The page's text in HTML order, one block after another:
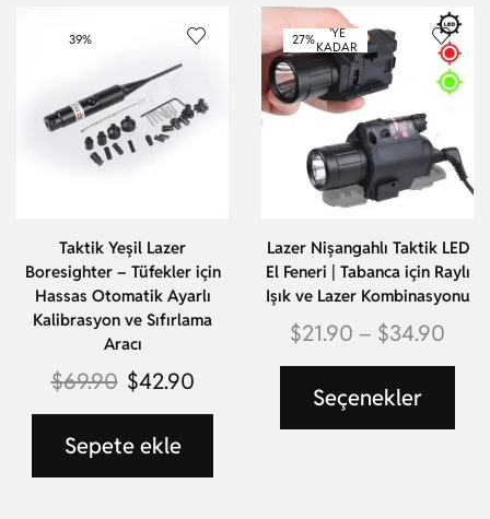
39%
Taktik Yeşil Lazer
Boresighter – Tüfekler için
Hassas Otomatik Ayarlı
Kalibrasyon ve Sıfırlama
Aracı
$69.90 $42.90
Sepete ekle
27%
'YE
KADAR
Lazer Nişangahlı Taktik LED
El Feneri | Tabanca için Raylı
Işık ve Lazer Kombinasyonu
$21.90 – $34.90
Seçenekler